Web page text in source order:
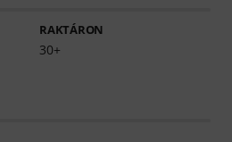
RAKTÁRON
30+